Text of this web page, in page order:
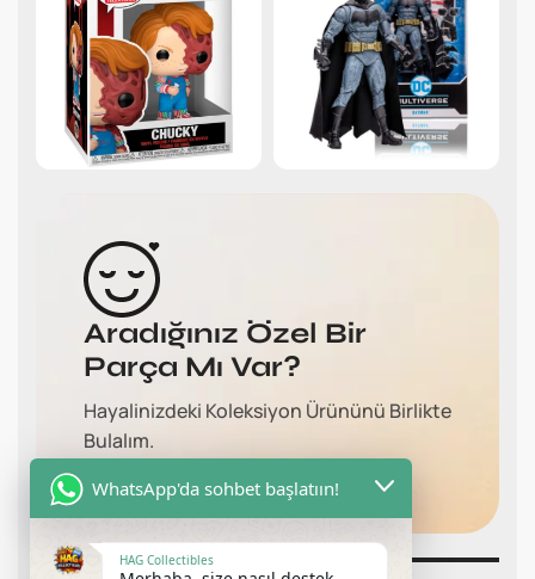
Aradığınız Özel Bir
Parça Mı Var?
Hayalinizdeki Koleksiyon Ürününü Birlikte
Bulalım.
WhatsApp'da sohbet başlatıın!
HAG Collectibles